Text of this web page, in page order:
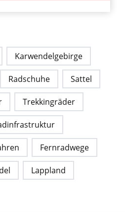
Karwendelgebirge
Radschuhe Sattel
Trekkingräder
Fernradwege
Lappland